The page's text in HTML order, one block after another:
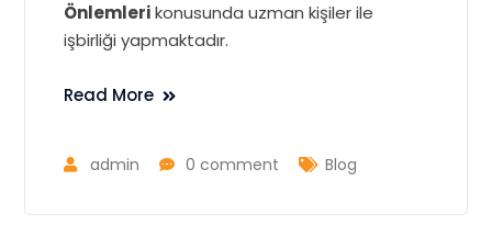
Önlemlerikonusunda uzman kişiler ile
işbirliği yapmaktadır.
Read More
admin 0 comment Blog